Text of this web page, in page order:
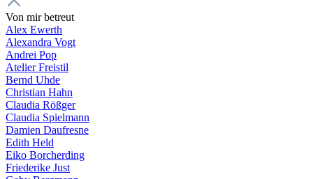
Von mir betreut
Alex Ewerth
Alexandra Vogt
Andrei Pop
Atelier Freistil
Bernd Uhde
Christian Hahn
Claudia Rößger
Claudia Spielmann
Damien Daufresne
Edith Held
Eiko Borcherding
Friederike Just